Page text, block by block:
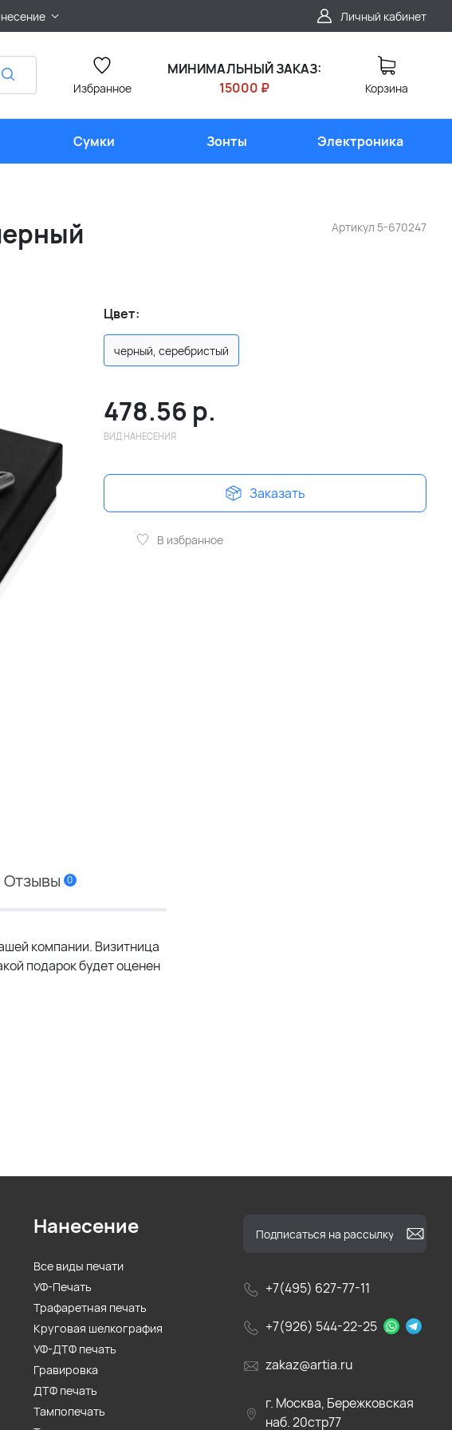
Личный кабинет
Избранное
МИНИМАЛЬНЫЙ ЗАКАЗ:
15000 ₽
Корзина
Сумки Зонты Электроника
Артикул 5-670247
Цвет:
черный, серебристый
478.56 р.
ВИД НАНЕСЕНИЯ
Заказать
В избранное
Отзывы 0
компании. Визитница
подарок будет оценен
+7(495) 627-77-11
+7(926) 544-22-25
zakaz@artia.ru
г. Москва, Бережковская
наб. 20стр77
Нанесение
Все виды печати
УФ-Печать
Трафаретная печать
Круговая шелкография
УФ-ДТФ печать
Гравировка
ДТФ печать
Тампопечать